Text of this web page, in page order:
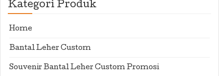
Kategori Produk
Home
Bantal Leher Custom
Souvenir Bantal Leher Custom Promosi